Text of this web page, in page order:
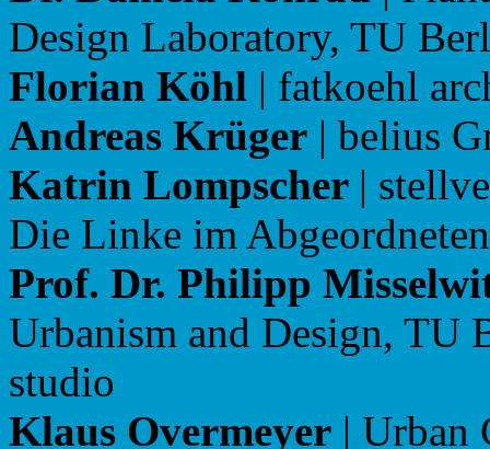
Design Laboratory, TU
Florian Köhl | fatkoehl
Andreas Krüger | belius
Katrin Lompscher |
Die Linke im
Prof. Dr. Philipp
Urbanism and Design, TU
Klaus Overmeyer | Urban